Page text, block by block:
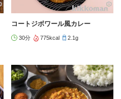
コートジボワール風カレー
30分 775kcal 2.1g